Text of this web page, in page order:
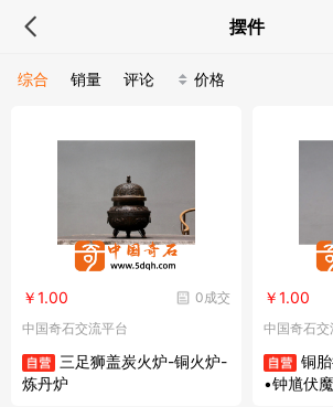
摆件
综合 销量 评论 价格
0成交
￥1.00
中国奇石交流平台
三足狮盖炭火炉-铜火炉-
炼丹炉
￥1.00
中国奇石交
铜胎
•钟馗伏魔